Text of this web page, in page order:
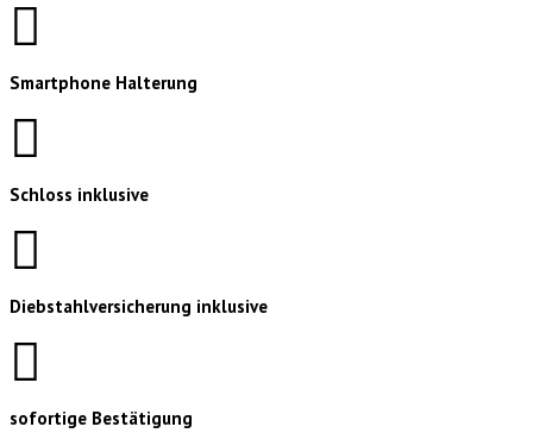
Smartphone Halterung
Schloss inklusive
Diebstahlversicherung inklusive
sofortige Bestätigung